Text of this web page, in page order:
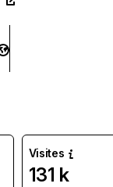
Visites
131 k